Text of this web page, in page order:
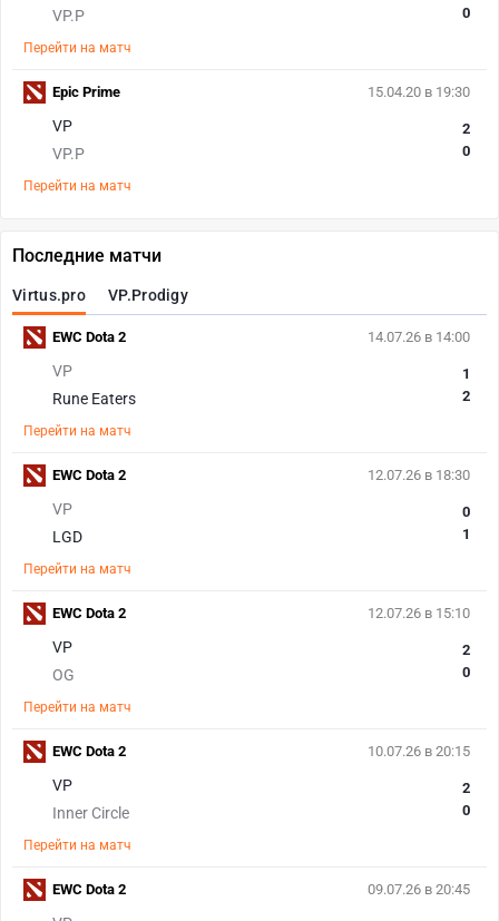
VP.P
0
Перейти на матч
15.04.20 в 19:30
VP
VP.P
2
0
Перейти на матч
Epic Prime
Последние матчи
Virtus.pro VP.Prodigy
14.07.26 в 14:00
VP
Rune Eaters
1
2
Перейти на матч
EWC Dota 2
12.07.26 в 18:30
VP
LGD
0
1
Перейти на матч
EWC Dota 2
12.07.26 в 15:10
VP
OG
2
0
Перейти на матч
EWC Dota 2
10.07.26 в 20:15
VP
Inner Circle
2
0
Перейти на матч
EWC Dota 2
09.07.26 в 20:45
EWC Dota 2